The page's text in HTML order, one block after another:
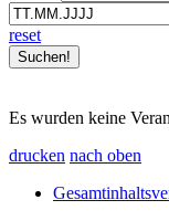
reset
Es wurden keine
drucken nach oben